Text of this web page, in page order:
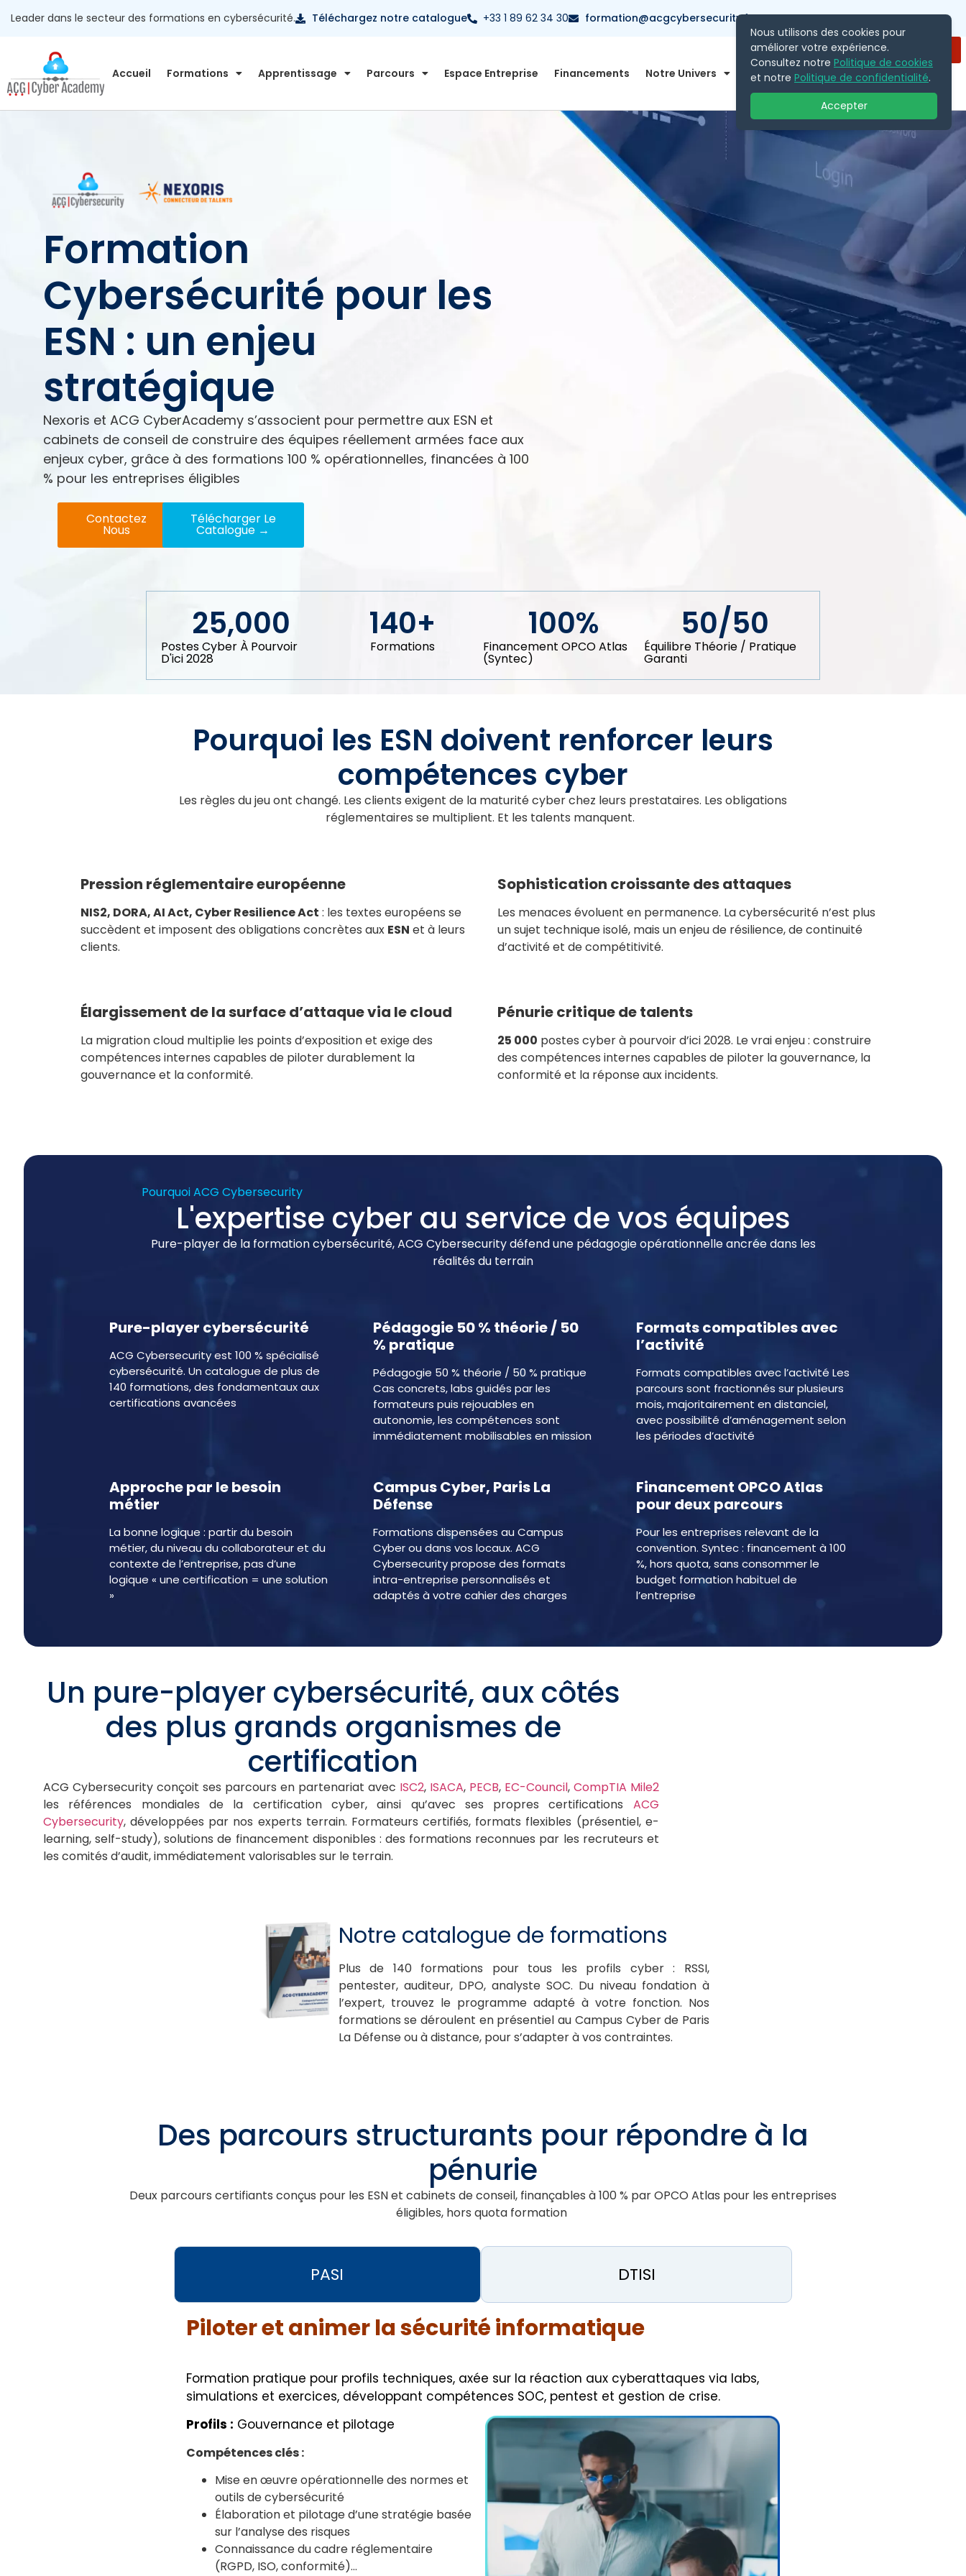
Téléchargez notre catalogue +33 1 89 62 34 30 formation@acgcybersecurity.fr
Leader dans le secteur des formations en cybersécurité.
Accueil Formations Apprentissage Parcours Espace Entreprise Financements Notre Univers FR
Contactez Nous
Formation
Cybersécurité pour les
ESN : un enjeu
stratégique
Nexoris et ACG CyberAcademy s’associent pour permettre aux ESN et
cabinets de conseil de construire des équipes réellement armées face aux
enjeux cyber, grâce à des formations 100 % opérationnelles, financées à 100
% pour les entreprises éligibles
Contactez
Nous
Télécharger Le
Catalogue →
Postes Cyber À Pourvoir
D'ici 2028
25,000
Formations
140+
Financement OPCO Atlas
(Syntec)
100%
Équilibre Théorie / Pratique
Garanti
50/50
Pourquoi les ESN doivent renforcer leurs
compétences cyber
Les règles du jeu ont changé. Les clients exigent de la maturité cyber chez leurs prestataires. Les obligations
réglementaires se multiplient. Et les talents manquent.
Pression réglementaire européenne
NIS2, DORA, AI Act, Cyber Resilience Act : les textes européens se
succèdent et imposent des obligations concrètes aux ESN et à leurs
clients.
Sophistication croissante des attaques
Les menaces évoluent en permanence. La cybersécurité n’est plus
un sujet technique isolé, mais un enjeu de résilience, de continuité
d’activité et de compétitivité.
Élargissement de la surface d’attaque via le cloud
La migration cloud multiplie les points d’exposition et exige des
compétences internes capables de piloter durablement la
gouvernance et la conformité.
Pénurie critique de talents
25 000 postes cyber à pourvoir d’ici 2028. Le vrai enjeu : construire
des compétences internes capables de piloter la gouvernance, la
conformité et la réponse aux incidents.
Pure-player cybersécurité
ACG Cybersecurity est 100 % spécialisé
cybersécurité. Un catalogue de plus de
140 formations, des fondamentaux aux
certifications avancées
Pédagogie 50 % théorie / 50
% pratique
Pédagogie 50 % théorie / 50 % pratique
Cas concrets, labs guidés par les
formateurs puis rejouables en
autonomie, les compétences sont
immédiatement mobilisables en mission
Formats compatibles avec
l’activité
Formats compatibles avec l’activité Les
parcours sont fractionnés sur plusieurs
mois, majoritairement en distanciel,
avec possibilité d’aménagement selon
les périodes d’activité
Approche par le besoin
métier
La bonne logique : partir du besoin
métier, du niveau du collaborateur et du
contexte de l’entreprise, pas d’une
logique « une certification = une solution
»
Campus Cyber, Paris La
Défense
Formations dispensées au Campus
Cyber ou dans vos locaux. ACG
Cybersecurity propose des formats
intra-entreprise personnalisés et
adaptés à votre cahier des charges
Financement OPCO Atlas
pour deux parcours
Pour les entreprises relevant de la
convention. Syntec : financement à 100
%, hors quota, sans consommer le
budget formation habituel de
l’entreprise
Pourquoi ACG Cybersecurity
L'expertise cyber au service de vos équipes
Pure-player de la formation cybersécurité, ACG Cybersecurity défend une pédagogie opérationnelle ancrée dans les
réalités du terrain
Un pure-player cybersécurité, aux côtés
des plus grands organismes de
certification
ACG Cybersecurity conçoit ses parcours en partenariat avec ISC2, ISACA, PECB, EC-Council, CompTIA Mile2
les références mondiales de la certification cyber, ainsi qu’avec ses propres certifications ACG
Cybersecurity, développées par nos experts terrain. Formateurs certifiés, formats flexibles (présentiel, e-
learning, self-study), solutions de financement disponibles : des formations reconnues par les recruteurs et
les comités d’audit, immédiatement valorisables sur le terrain.
Notre catalogue de formations
Plus de 140 formations pour tous les profils cyber : RSSI,
pentester, auditeur, DPO, analyste SOC. Du niveau fondation à
l’expert, trouvez le programme adapté à votre fonction. Nos
formations se déroulent en présentiel au Campus Cyber de Paris
La Défense ou à distance, pour s’adapter à vos contraintes.
Des parcours structurants pour répondre à la
pénurie
Deux parcours certifiants conçus pour les ESN et cabinets de conseil, finançables à 100 % par OPCO Atlas pour les entreprises
éligibles, hors quota formation
PASI DTISI
Piloter et animer la sécurité informatique
Formation pratique pour profils techniques, axée sur la réaction aux cyberattaques via labs,
simulations et exercices, développant compétences SOC, pentest et gestion de crise.
Profils : Gouvernance et pilotage
Compétences clés :
Mise en œuvre opérationnelle des normes et
outils de cybersécurité
Élaboration et pilotage d’une stratégie basée
sur l’analyse des risques
Connaissance du cadre réglementaire
(RGPD, ISO, conformité)…
Nous utilisons des cookies pour
améliorer votre expérience.
Consultez notre Politique de cookies
et notre Politique de confidentialité.
Accepter